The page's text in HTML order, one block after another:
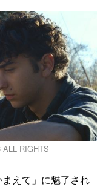
ALL RIGHTS
えて」に魅了され